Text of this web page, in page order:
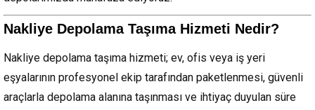
Nakliye Depolama Taşıma Hizmeti Nedir?
Nakliye depolama taşıma hizmeti; ev, ofis veya iş yeri
eşyalarının profesyonel ekip tarafından paketlenmesi, güvenli
araçlarla depolama alanına taşınması ve ihtiyaç duyulan süre